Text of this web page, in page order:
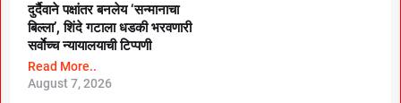
दुर्दैवाने पक्षांतर बनलेय ‘सन्मानाचा
बिल्ला’, शिंदे गटाला धडकी भरवणारी
सर्वाेच्च न्यायालयाची टिप्पणी
Read More..
August 7, 2026